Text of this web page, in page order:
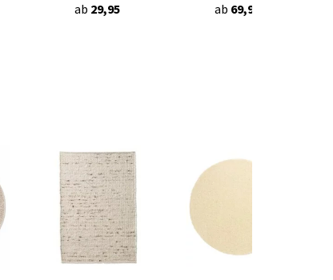
ab 29,95 ab 69,90